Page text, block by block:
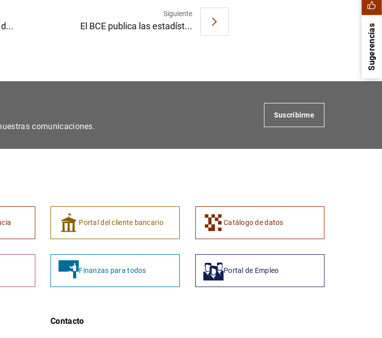
Siguiente
El BCE publica las estadíst... Sugerencias
comunicaciones.
Suscribirme
Portal del cliente bancario Catálogo de datos
Finanzas para todos Portal de Empleo
Contacto